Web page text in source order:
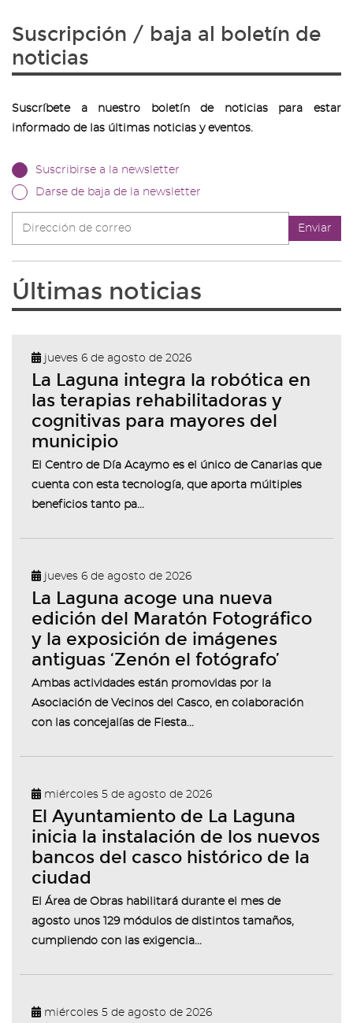
Suscripción / baja al boletín de
noticias
Suscríbete a nuestro boletín de noticias para estar
informado de las últimas noticias y eventos.
Suscribirse a la newsletter
Darse de baja de la newsletter
de
Enviar
Últimas noticias
jueves 6 de agosto de 2026
La Laguna integra la robótica en
las terapias rehabilitadoras y
cognitivas para mayores del
municipio
El Centro de Día Acaymo es el único de Canarias que
cuenta con esta tecnología, que aporta múltiples
beneficios tanto pa...
jueves 6 de agosto de 2026
La Laguna acoge una nueva
edición del Maratón Fotográfico
y la exposición de imágenes
antiguas ‘Zenón el fotógrafo’
Ambas actividades están promovidas por la
Asociación de Vecinos del Casco, en colaboración
con las concejalías de Fiesta...
miércoles 5 de agosto de 2026
El Ayuntamiento de La Laguna
inicia la instalación de los nuevos
bancos del casco histórico de la
ciudad
El Área de Obras habilitará durante el mes de
agosto unos 129 módulos de distintos tamaños,
cumpliendo con las exigencia...
miércoles 5 de agosto de 2026